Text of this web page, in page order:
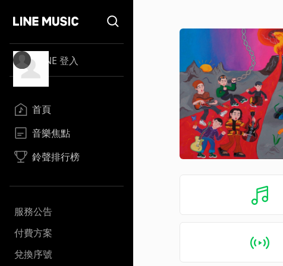
LINE 登入
首頁
音樂焦點
鈴聲排行榜
服務公告
付費方案
兌換序號